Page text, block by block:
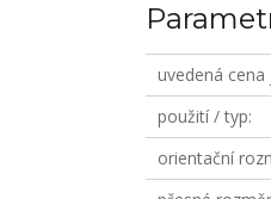
uvedená cena
použití / typ
orientační